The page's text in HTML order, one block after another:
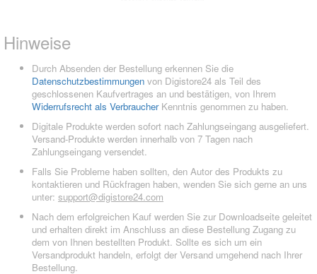
Hinweise
Durch Absenden der Bestellung erkennen Sie die
Datenschutzbestimmungen von Digistore24 als Teil des
geschlossenen Kaufvertrages an und bestätigen, von Ihrem
Widerrufsrecht als VerbraucherKenntnis genommen zu haben.
Digitale Produkte werden sofort nach Zahlungseingang ausgeliefert.
Versand-Produkte werden innerhalb von 7 Tagen nach
Zahlungseingang versendet.
Falls Sie Probleme haben sollten, den Autor des Produkts zu
kontaktieren und Rückfragen haben, wenden Sie sich gerne an uns
unter: support@digistore24.com
Nach dem erfolgreichen Kauf werden Sie zur Downloadseite geleitet
und erhalten direkt im Anschluss an diese Bestellung Zugang zu
dem von Ihnen bestellten Produkt. Sollte es sich um ein
Versandprodukt handeln, erfolgt der Versand umgehend nach Ihrer
Bestellung.